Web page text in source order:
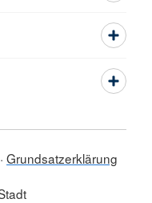
Grundsatzerklärung